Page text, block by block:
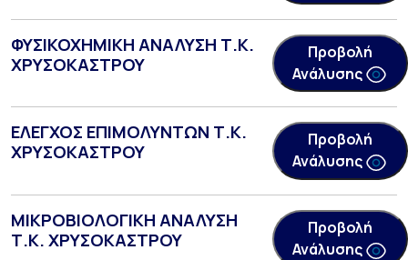
ΦΥΣΙΚΟΧΗΜΙΚΗ ΑΝΑΛΥΣΗ Τ.Κ.
ΧΡΥΣΟΚΑΣΤΡΟΥ
Προβολή
Ανάλυσης
ΕΛΕΓΧΟΣ ΕΠΙΜΟΛΥΝΤΩΝ Τ.Κ.
ΧΡΥΣΟΚΑΣΤΡΟΥ
Προβολή
Ανάλυσης
ΜΙΚΡΟΒΙΟΛΟΓΙΚΗ ΑΝΑΛΥΣΗ
Τ.Κ. ΧΡΥΣΟΚΑΣΤΡΟΥ
Προβολή
Ανάλυσης